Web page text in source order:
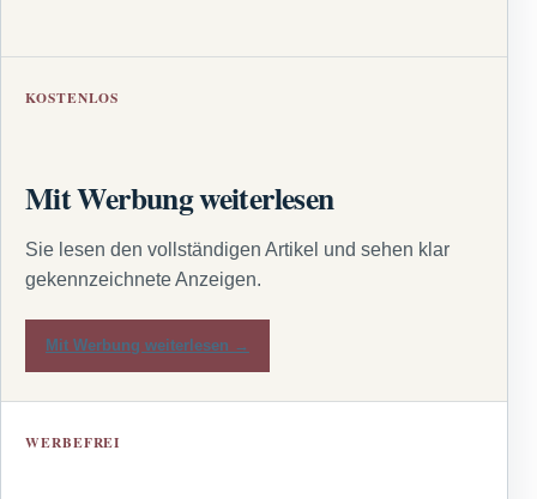
KOSTENLOS
Mit Werbung weiterlesen
Sie lesen den vollständigen Artikel und sehen klar
gekennzeichnete Anzeigen.
Mit Werbung weiterlesen →
WERBEFREI